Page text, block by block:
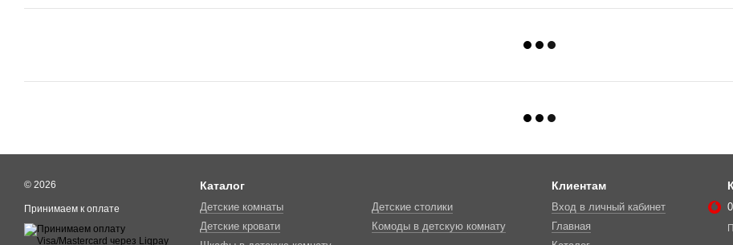
© 2026
Принимаем к оплате
Каталог
Детские комнаты
Детские кровати
Детские столики
Комоды в детскую комнату
Клиентам
Вход в личный кабинет
Главная